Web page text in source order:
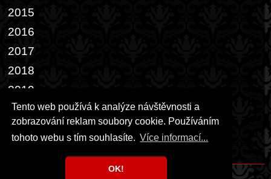
Tento web používá k analýze návštěvnosti a
zobrazování reklam soubory cookie. Používáním
tohoto webu s tím souhlasíte. Více informací...
OK!
2015
2016
2017
2018
2019
2022
2023